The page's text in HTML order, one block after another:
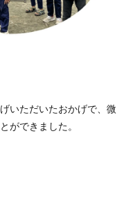
いただいたおかげで、微
ができました。